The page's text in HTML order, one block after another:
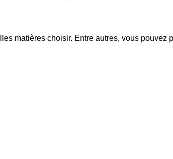
matières choisir. Entre autres, vous pouvez